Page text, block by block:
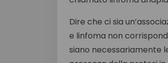
Dire che ci sia
e linfoma non
siano necessariamente